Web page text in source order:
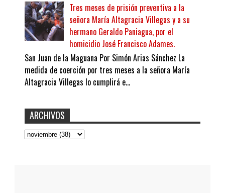
Tres meses de prisión preventiva a la
señora María Altagracia Villegas y a su
hermano Geraldo Paniagua, por el
homicidio José Francisco Adames.
San Juan de la Maguana Por Simón Arias Sánchez La
medida de coerción por tres meses a la señora María
Altagracia Villegas lo cumplirá e...
ARCHIVOS